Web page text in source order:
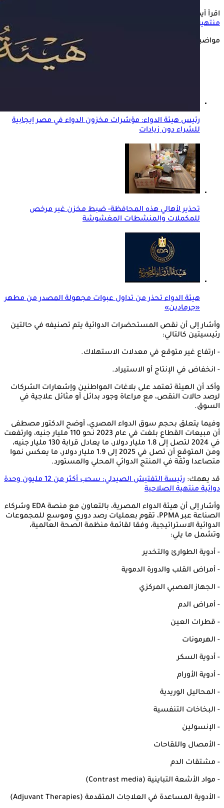
اقرأ أيضًا:
منتهية الصلاحية حتى ا
مواضيع ذات صلة
رئيس هيئة الدواء: مؤشرات مخزون الدواء في مصر إيجابية
للشراء دون زيادات
تحذير لأهالي هذه المحافظة- ضبط مخزن غير مرخص
للمكملات والمنشطات المغشوشة
هيئة الدواء تحذر من تداول عبوات مجهولة المصدر من مطهر
«جرمادين»
وأشار إلى أن نقص المستحضرات الدوائية يتم تصنيفه في حالتين
رئيسيتين كالتالي:
- ارتفاع غير متوقع في معدلات الاستهلاك.
- انخفاض في الإنتاج أو الاستيراد.
وأكد أن الهيئة تعتمد على بلاغات المواطنين وإشعارات الشركات
لرصد حالات النقص، مع مراعاة وجود بدائل أو مثائل علاجية في
السوق.
وفيما يتعلق بحجم سوق الدواء المصري، أوضح الدكتور مصطفى
أن مبيعات القطاع بلغت في عام 2023 نحو 110 مليار جنيه، وارتفعت
في 2024 لتصل إلى 1.8 مليار دولار، ما يعادل قرابة 130 مليار جنيه،
ومن المتوقع أن تصل في 2025 إلى 1.9 مليار دولار، ما يعكس نموا
متصاعدا وثقة في المنتج الدوائي المحلي والمستورد.
قد يهمك:
رئيسة التفتيش الصيدلي: سحب أكثر من 12 مليون وحدة
دوائية منتهية الصلاحية
وأشار إلى أن هيئة الدواء المصرية، بالتعاون مع منصة EDA وشركاء
الصناعة عبر PPMA، تقوم بعمليات رصد دوري وموسع للمجموعات
الدوائية الاستراتيجية، وفقا لقائمة منظمة الصحة العالمية،
وتشمل ما يلي:
- أدوية الطوارئ والتخدير
- أمراض القلب والدورة الدموية
- الجهاز العصبي المركزي
- أمراض الدم
- قطرات العين
- الهرمونات
- أدوية السكر
- أدوية الأورام
- المحاليل الوريدية
- البخاخات التنفسية
- الإنسولين
- الأمصال واللقاحات
- مشتقات الدم
- مواد الأشعة التباينية (Contrast media)
- الأدوية المساعدة في العلاجات المتقدمة (Adjuvant Therapies)